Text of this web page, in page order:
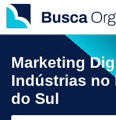
Marketing
Indústrias no
do Sul